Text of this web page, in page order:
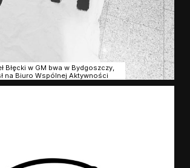
Błęcki w GM bwa w Bydgoszczy,
na Biuro Wspólnej Aktywności